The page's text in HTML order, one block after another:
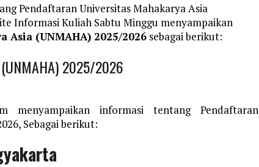
Pendaftaran Universitas Mahakarya Asia
Informasi Kuliah Sabtu Minggu menyampaikan
Asia (UNMAHA) 2025/2026 sebagai berikut:
2025/2026
menyampaikan informasi tentang Pendaftaran
Sebagai berikut: